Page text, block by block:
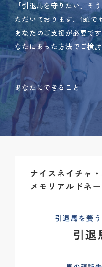
「引退馬を守りたい」そ
ただいております。 1頭で
あなたのご支援が必要です
なたにあった方法でご検
あなたにできること